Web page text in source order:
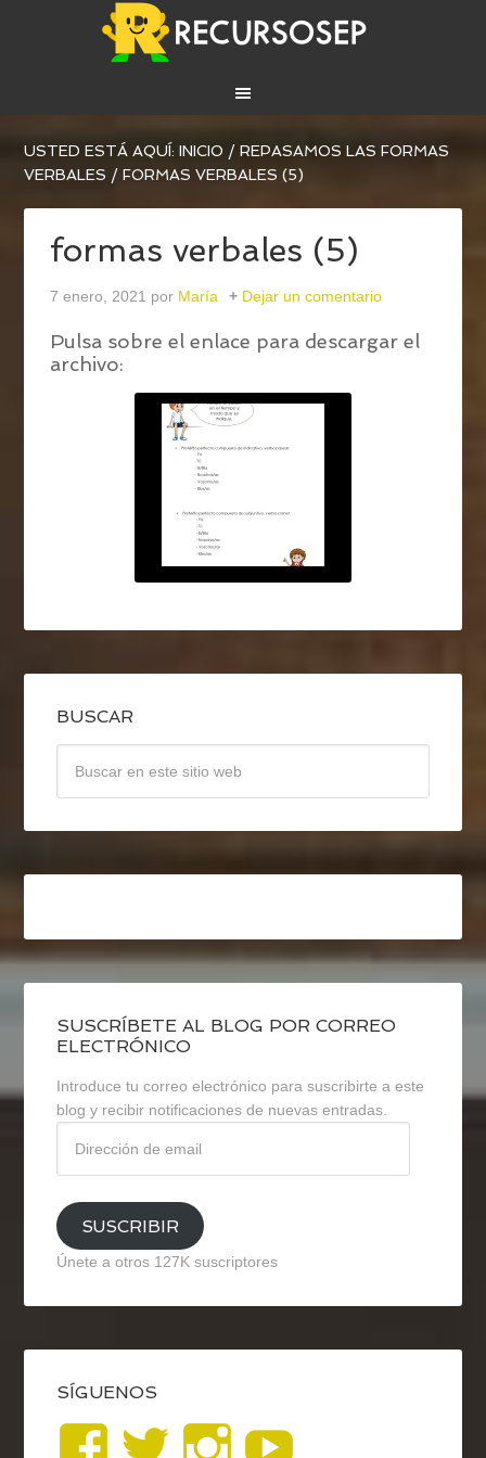
USTED ESTÁ AQUÍ:INICIO / REPASAMOS LAS FORMAS
VERBALES / FORMAS VERBALES (5)
formas verbales (5)
7 enero, 2021 por María Dejar un comentario
Pulsa sobre el enlace para descargar el
archivo:
BUSCAR
SUSCRÍBETE AL BLOG POR CORREO
ELECTRÓNICO
Introduce tu correo electrónico para suscribirte a este
blog y recibir notificaciones de nuevas entradas.
email
SUSCRIBIR
Únete a otros 127K suscriptores
SÍGUENOS
VerVerVer